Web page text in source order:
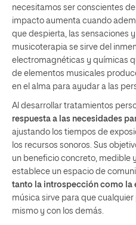
necesitamos ser conscientes
impacto aumenta cuando
que despierta, las sensaciones
musicoterapia se sirve del
electromagnéticas y químicas
de elementos musicales
en el alma para ayudar a las
Al desarrollar tratamientos
respuesta a las necesidades
ajustando los tiempos de
los recursos sonoros. Sus
un beneficio concreto, medible
establece un espacio de
tanto la introspección como la
música sirve para que
mismo y con los demás.